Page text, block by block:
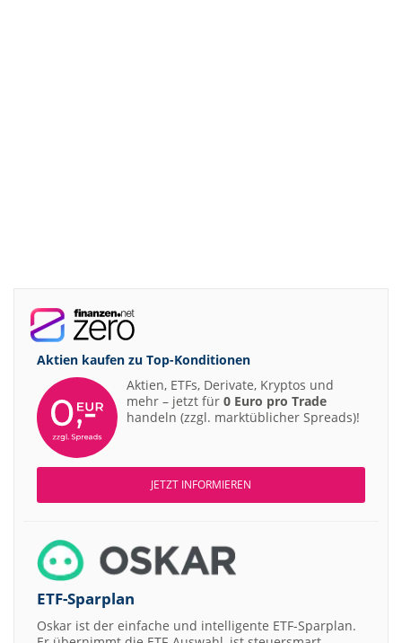
Aktien kaufen zu Top-Konditionen
Aktien, ETFs, Derivate, Kryptos und
mehr – jetzt für 0 Euro pro Trade
handeln (zzgl. marktüblicher Spreads)!
JETZT INFORMIEREN
ETF-Sparplan
Oskar ist der einfache und intelligente ETF-Sparplan.